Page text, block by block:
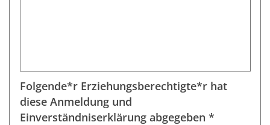
Folgende*r Erziehungsberechtigte*r hat
diese Anmeldung und
Einverständniserklärung abgegeben *